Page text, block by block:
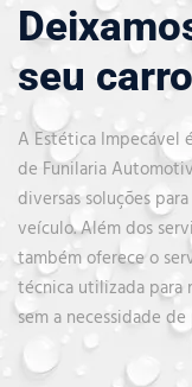
seu
A Estética Impecável
de Funilaria
diversas soluções
veículo. Além dos
também oferece o
técnica utilizada para
sem a necessidade